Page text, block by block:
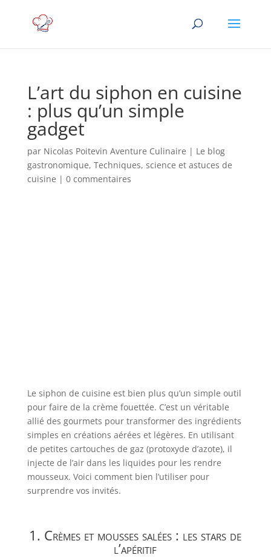
L’art du siphon en cuisine
: plus qu’un simple
gadget
par Nicolas Poitevin Aventure Culinaire | Le blog
gastronomique, Techniques, science et astuces de
cuisine | 0 commentaires
Le siphon de cuisine est bien plus qu’un simple outil
pour faire de la crème fouettée. C’est un véritable
allié des gourmets pour transformer des ingrédients
simples en créations aérées et légères. En utilisant
de petites cartouches de gaz (protoxyde d’azote), il
injecte de l’air dans les liquides pour les rendre
mousseux. Voici comment bien l’utiliser pour
surprendre vos invités.
1. Crèmes et mousses salées : les stars de
l’apéritif